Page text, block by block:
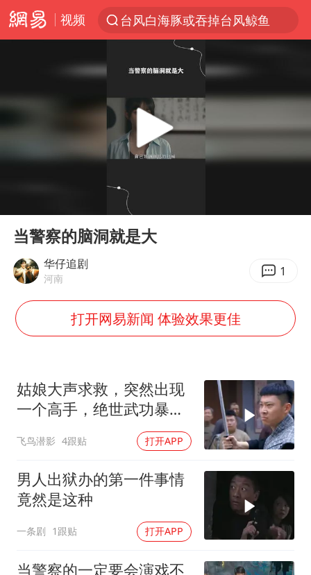
视频
台风白海豚或吞掉台风鲸鱼
看守所辅警收受10万获刑1年
宇树科技发行价格150.80元/股
宇树科技王兴兴身家有望超200亿元
CIA被曝已秘密设立古巴工作组
27岁女子成组织卖淫集团主犯被通缉
女子利用漏洞0元薅走3000多件家电
把党建设得更加坚强有力
村民谈“梅姨”：叫的其实是“媒姨”
中国养老床位“三连降”
哪吒汽车南宁工厂设备降价20%拍卖
奋进开新局 实干挑大梁
Play
当警察的脑洞就是大
华仔追剧
河南 1
打开网易新闻 体验效果更佳
姑娘大声求救，突然出现
一个高手，绝世武功暴打
飞鸟潜影 4跟贴 打开APP
男人出狱办的第一件事情
竟然是这种
一条剧 1跟贴 打开APP
当警察的一定要会演戏不